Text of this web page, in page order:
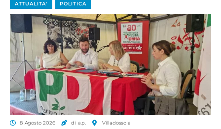
ATTUALITA' POLITICA
8 Agosto 2026 di a.p. Villadossola